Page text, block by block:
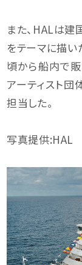
また、HALは建
をテーマに描い
頃から船内で
アーティスト
担当した。
写真提供:HAL